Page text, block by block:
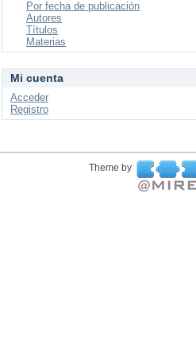
Por fecha de publicación
Autores
Títulos
Materias
Mi cuenta
Acceder
Registro
Theme by